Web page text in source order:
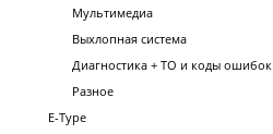
Мультимедиа
Выхлопная система
Диагностика + ТО и коды ошибок
Разное
E-Type